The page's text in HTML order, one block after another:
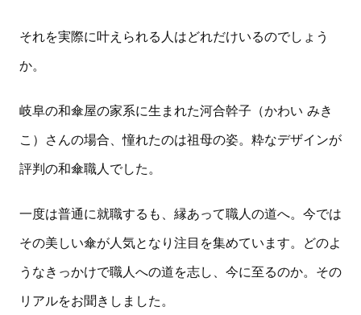
それを実際に叶えられる人はどれだけいるのでしょう
か。
岐阜の和傘屋の家系に生まれた河合幹子（かわい みき
こ）さんの場合、憧れたのは祖母の姿。粋なデザインが
評判の和傘職人でした。
一度は普通に就職するも、縁あって職人の道へ。今では
その美しい傘が人気となり注目を集めています。どのよ
うなきっかけで職人への道を志し、今に至るのか。その
リアルをお聞きしました。